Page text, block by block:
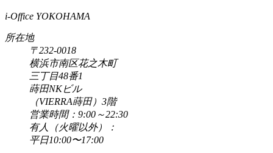
i-Office YOKOHAMA
所在地
〒232-0018
横浜市南区花之木町
三丁目48番1
蒔田NKビル
（VIERRA蒔田）3階
営業時間：9:00～22:30
有人（火曜以外）：
平日10:00〜17:00